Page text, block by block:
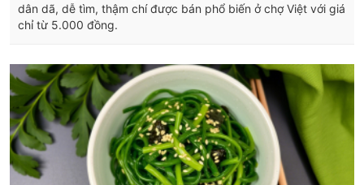
dân dã, dễ tìm, thậm chí được bán phổ biến ở chợ Việt với giá
chỉ từ 5.000 đồng.